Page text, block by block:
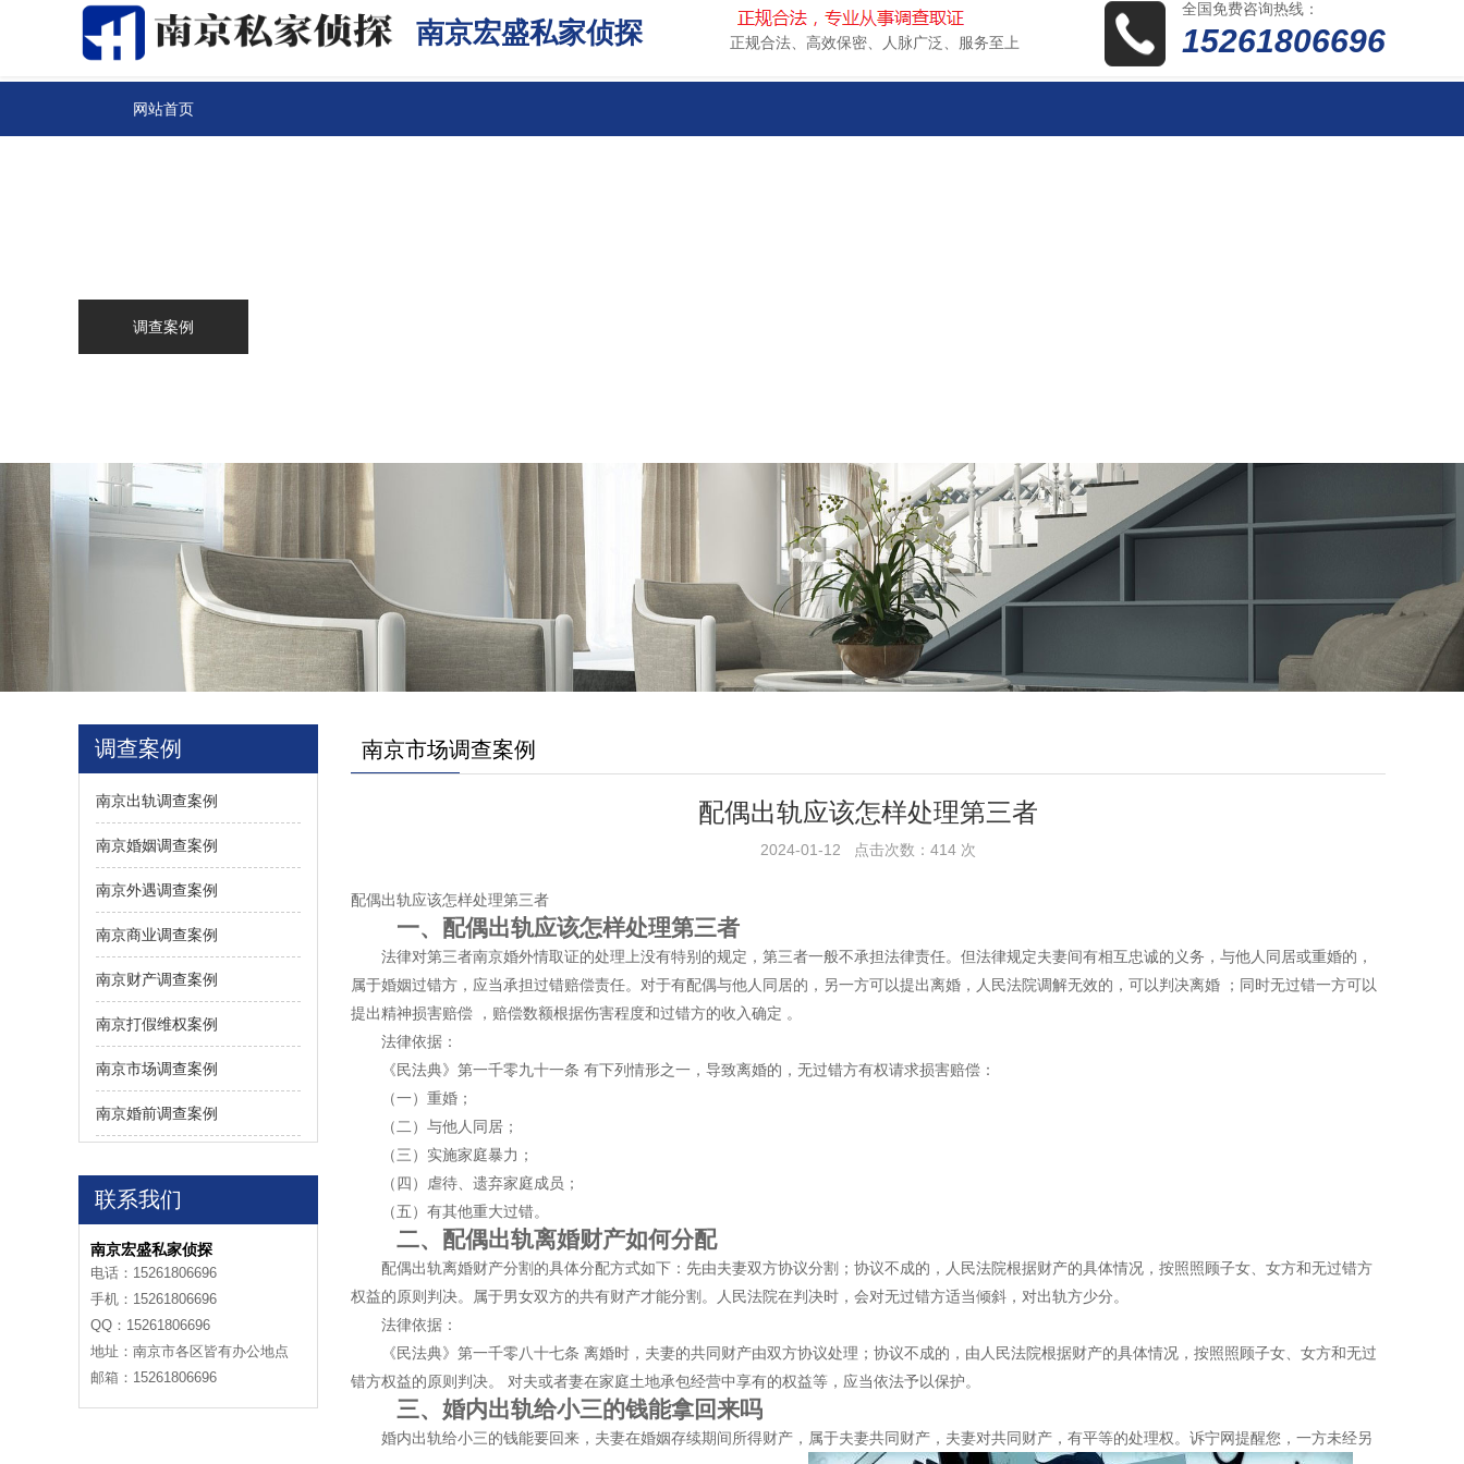
南京宏盛私家侦探 正规合法、高效保密、人脉广泛、服务至上
全国免费咨询热线：
15261806696
网站首页
调查案例
调查案例
南京出轨调查案例
南京婚姻调查案例
南京外遇调查案例
南京商业调查案例
南京财产调查案例
南京打假维权案例
南京市场调查案例
南京婚前调查案例
联系我们
南京宏盛私家侦探
电话：15261806696
手机：15261806696
QQ：15261806696
地址：南京市各区皆有办公地点
邮箱：15261806696
南京市场调查案例
配偶出轨应该怎样处理第三者
2024-01-12 点击次数：414 次
配偶出轨应该怎样处理第三者
一、配偶出轨应该怎样处理第三者
法律对第三者南京婚外情取证的处理上没有特别的规定，第三者一般不承担法律责任。但法律规定夫妻间有相互忠诚的义务，与他人同居或重婚的，
属于婚姻过错方，应当承担过错赔偿责任。对于有配偶与他人同居的，另一方可以提出离婚，人民法院调解无效的，可以判决离婚 ；同时无过错一方可以
提出精神损害赔偿 ，赔偿数额根据伤害程度和过错方的收入确定 。
法律依据：
《民法典》第一千零九十一条 有下列情形之一，导致离婚的，无过错方有权请求损害赔偿：
（一）重婚；
（二）与他人同居；
（三）实施家庭暴力；
（四）虐待、遗弃家庭成员；
（五）有其他重大过错。
二、配偶出轨离婚财产如何分配
配偶出轨离婚财产分割的具体分配方式如下：先由夫妻双方协议分割；协议不成的，人民法院根据财产的具体情况，按照照顾子女、女方和无过错方
权益的原则判决。属于男女双方的共有财产才能分割。人民法院在判决时，会对无过错方适当倾斜，对出轨方少分。
法律依据：
《民法典》第一千零八十七条 离婚时，夫妻的共同财产由双方协议处理；协议不成的，由人民法院根据财产的具体情况，按照照顾子女、女方和无过
错方权益的原则判决。 对夫或者妻在家庭土地承包经营中享有的权益等，应当依法予以保护。
三、婚内出轨给小三的钱能拿回来吗
婚内出轨给小三的钱能要回来，夫妻在婚姻存续期间所得财产，属于夫妻共同财产，夫妻对共同财产，有平等的处理权。诉宁网提醒您，一方未经另